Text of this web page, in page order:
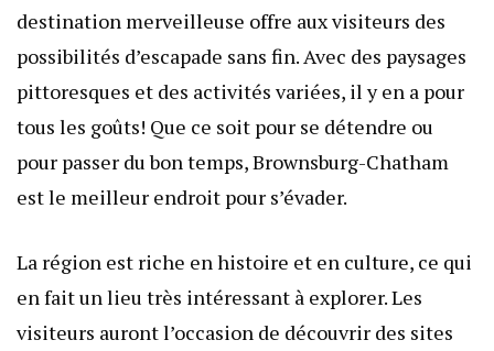
destination merveilleuse offre aux visiteurs des
possibilités d’escapade sans fin. Avec des paysages
pittoresques et des activités variées, il y en a pour
tous les goûts! Que ce soit pour se détendre ou
pour passer du bon temps, Brownsburg-Chatham
est le meilleur endroit pour s’évader.
La région est riche en histoire et en culture, ce qui
en fait un lieu très intéressant à explorer. Les
visiteurs auront l’occasion de découvrir des sites